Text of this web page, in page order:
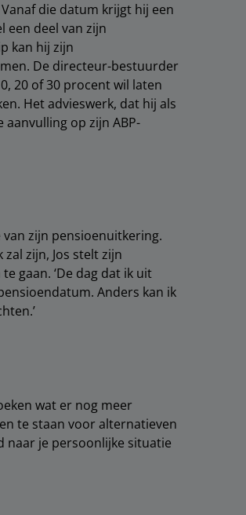
die datum krijgt hij een
een deel van zijn
kan hij zijn
De directeur-bestuurder
20 of 30 procent wil laten
Het advieswerk, dat hij als
op zijn ABP-
zijn pensioenuitkering.
zijn, Jos stelt zijn
gaan. ‘De dag dat ik uit
Anders kan ik
wat er nog meer
te staan voor alternatieven
naar je persoonlijke situatie